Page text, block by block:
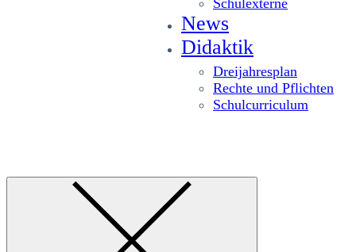
Schulexterne
News
Didaktik
Dreijahresplan
Rechte und Pflichten
Schulcurriculum